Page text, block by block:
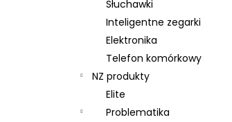
Słuchawki
Inteligentne zegarki
Elektronika
Telefon komórkowy
NZ produkty
Elite
Problematika